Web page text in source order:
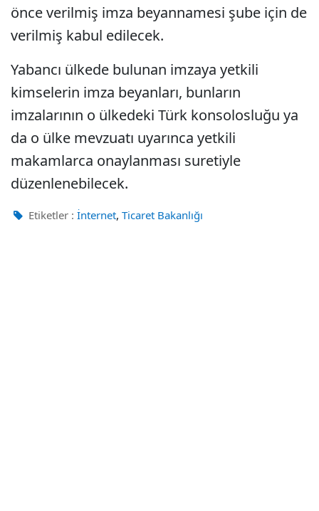
önce verilmiş imza beyannamesi şube için de
verilmiş kabul edilecek.
Yabancı ülkede bulunan imzaya yetkili
kimselerin imza beyanları, bunların
imzalarının o ülkedeki Türk konsolosluğu ya
da o ülke mevzuatı uyarınca yetkili
makamlarca onaylanması suretiyle
düzenlenebilecek.
Etiketler : İnternet, Ticaret Bakanlığı